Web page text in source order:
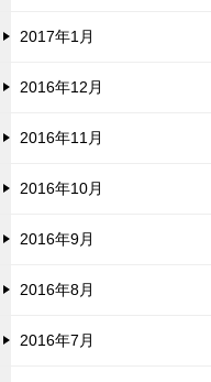
2017年1月
2016年12月
2016年11月
2016年10月
2016年9月
2016年8月
2016年7月